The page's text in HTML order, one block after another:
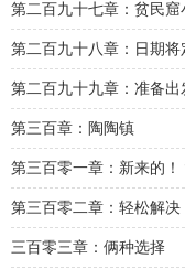
第二百九十七章：贫民
第二百九十八章：日期将
第二百九十九章：准备出
第三百章：陶陶镇
第三百零一章：新来的！
第三百零二章：轻松解决
三百零三章：俩种选择